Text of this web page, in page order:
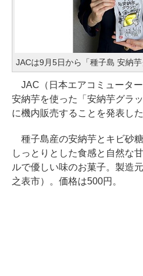
JACは9月5日から「種子島 安納
JAC（日本エアコミュータ
安納芋を使った「安納芋グラ
に機内販売することを発表した
種子島産の安納芋とキビ砂
しっとりとした食感と自然な
ルで優しい味のお菓子。製造
之表市）。価格は500円。